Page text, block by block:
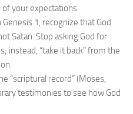
your expectations.
Genesis 1, recognize that God
Satan. Stop asking God for
instead, “take it back” from the
“scriptural record” (Moses,
testimonies to see how God